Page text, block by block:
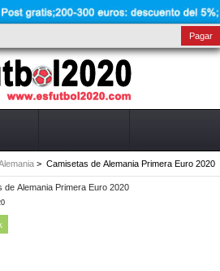
Pagar
> Camisetas de Alemania Primera Euro 2020